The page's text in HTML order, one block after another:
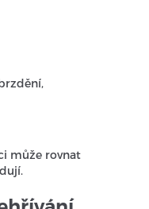
může rovnat